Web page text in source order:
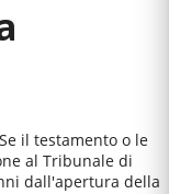
il testamento o le
al Tribunale di
dall'apertura della